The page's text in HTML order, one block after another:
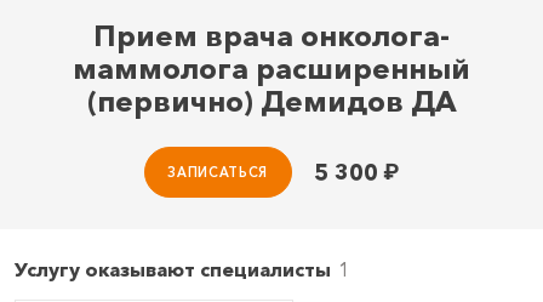
Прием врача онколога-
маммолога расширенный
(первично) Демидов ДА
5 300 ₽
ЗАПИСАТЬСЯ
Услугу оказывают специалисты